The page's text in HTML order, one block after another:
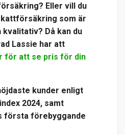
Eller vill du
som är
Då kan du
Lassie har att
för att se pris för din
kunder enligt
2024, samt
första förebyggande